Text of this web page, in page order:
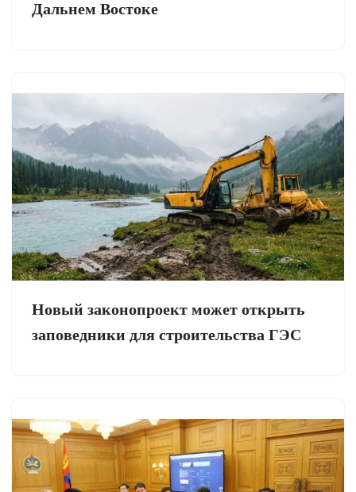
Дальнем Востоке
Новый законопроект может открыть
заповедники для строительства ГЭС